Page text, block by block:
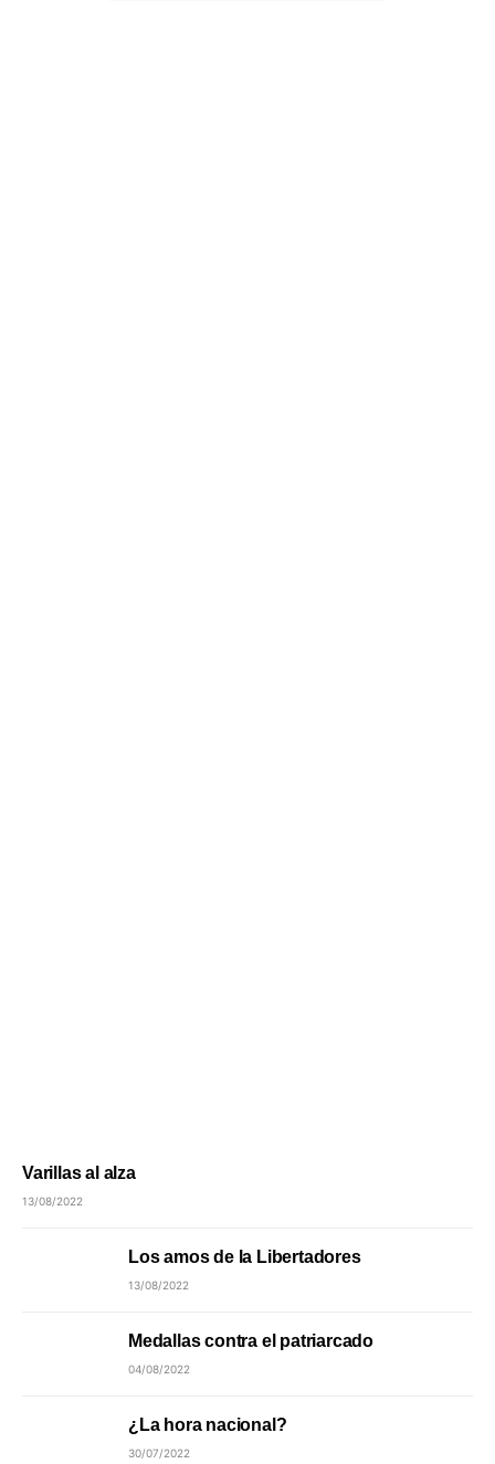
Varillas al alza
13/08/2022
Los amos de la Libertadores
13/08/2022
Medallas contra el patriarcado
04/08/2022
¿La hora nacional?
30/07/2022